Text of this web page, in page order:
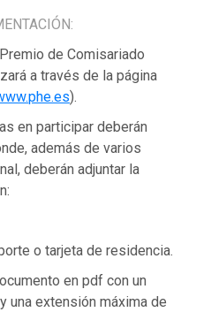
de Comisariado
a través de la página
).
en participar deberán
además de varios
deberán adjuntar la
o tarjeta de residencia.
en pdf con un
una extensión máxima de